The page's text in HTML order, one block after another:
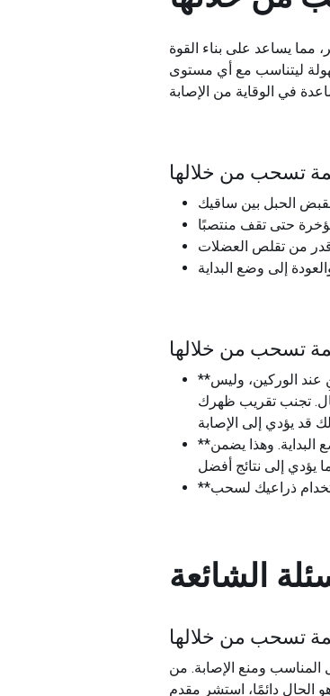
مما يساعد على بناء القوة
ليتناسب مع أي مستوى
تسحب من خلالها
تسحب من خلالها
**حافظ على الشكل المناسب:** أثناء قيامك بسحب الحبل من خلال ساقيك، حافظ على استقامة ظهرك وصدرك للأعلى. انحنِ عند الوركين، وليس
تجنب تقريب ظهرك
**تحكم في حركتك:** لا تتعجل خلال التمرين. استخدم حركة بطيئة ومنضبطة، سواء عند سحب الحبل أو عند العودة إلى وضع البداية. وهذا يضمن
ذراعيك لسحب
الشائعة
تسحب من خلالها
المناسب ومنع الإصابة. من
الحال دائمًا، استشر مقدم